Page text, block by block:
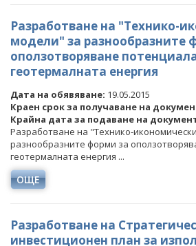
Разработване на "Технико-
модели" за разнообразните
оползотворяване
геотермалната енергия
Дата на обявяване: 19.05.2015
Краен срок за получаване на
Крайна дата за подаване на
Разработване на "Технико-
разнообразните форми за
геотермалната енергия ...
ОЩЕ
Разработване на
инвестиционен план за